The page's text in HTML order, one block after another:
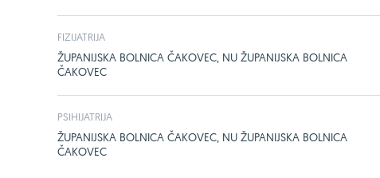
FIZIJATRIJA
ŽUPANIJSKA BOLNICA ČAKOVEC, NU ŽUPANIJSKA BOLNICA
ČAKOVEC
PSIHIJATRIJA
ŽUPANIJSKA BOLNICA ČAKOVEC, NU ŽUPANIJSKA BOLNICA
ČAKOVEC